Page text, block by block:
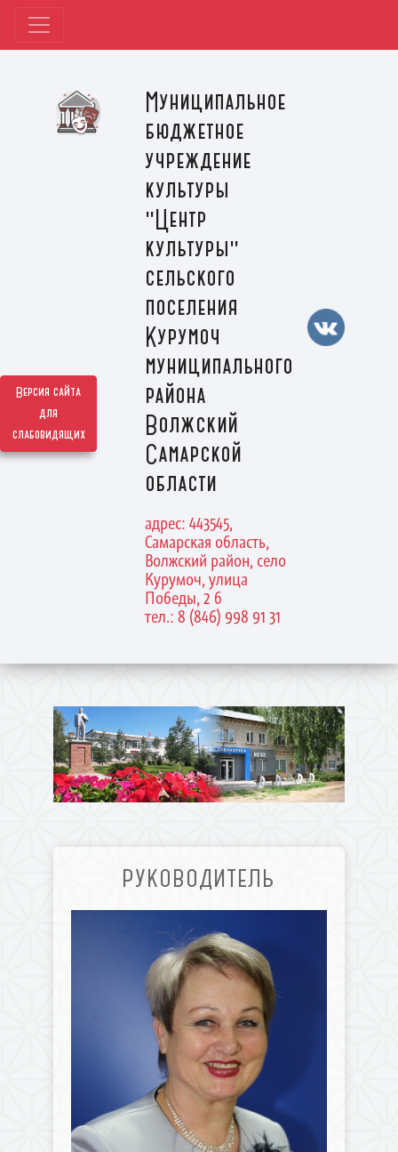
Версия сайта
для
слабовидящих
Муниципальное
бюджетное
учреждение
культуры
"Центр
культуры"
сельского
поселения
Курумоч
муниципального
района
Волжский
Самарской
области
адрес: 443545,
Самарская область,
Волжский район, село
Курумоч, улица
Победы, 2 б
тел.: 8 (846) 998 91 31
РУКОВОДИТЕЛЬ